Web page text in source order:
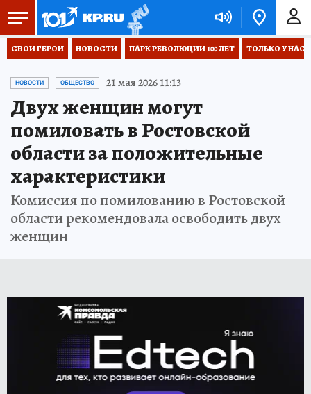
СВОИ ГЕРОИ НОВОСТИ ПАРК РЕВОЛЮЦИИ 100 ЛЕТ ТОЛЬКО У НАС
НОВОСТИ ОБЩЕСТВО 21 мая 2026 11:13
Двух женщин могут
помиловать в Ростовской
области за положительные
характеристики
Комиссия по помилованию в Ростовской
области рекомендовала освободить двух
женщин